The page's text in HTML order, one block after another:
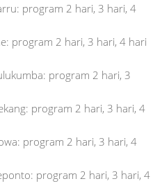
program 2 hari, 3 hari, 4
program 2 hari, 3 hari, 4 hari
program 2 hari, 3
program 2 hari, 3 hari, 4
program 2 hari, 3 hari, 4
program 2 hari, 3 hari, 4